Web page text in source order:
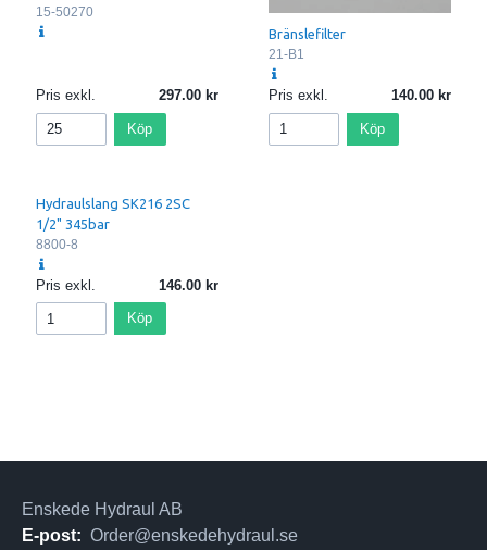
15-50270
Pris exkl. 297.00
Köp
Bränslefilter
21-B1
Pris exkl. 140.00
Köp
Hydraulslang SK216 2SC
1/2" 345bar
8800-8
Pris exkl. 146.00
Köp
Enskede Hydraul AB
E-post: Order@enskedehydraul.se